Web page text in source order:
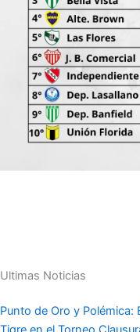
Ultimas Noticias
Punto de Oro y